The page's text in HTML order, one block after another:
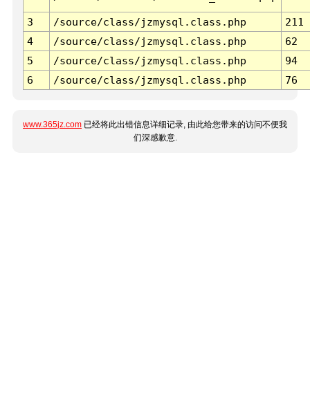
3 /source/class/jzmysql.class.php
211
4
/source/class/jzmysql.class.php
62
5
/source/class/jzmysql.class.php
94
6
/source/class/jzmysql.class.php 76
www.365jz.com 已经将此出错信息详细记录, 由此给您带来的访问不便我
们深感歉意.